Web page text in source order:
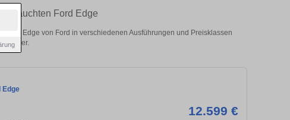
Ford Edge
Edge von Ford in verschiedenen Ausführungen und Preisklassen
Händler.
Edge
12.599 €